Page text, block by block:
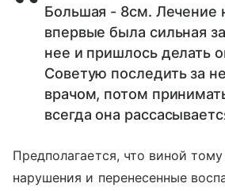
Большая - 8см. Лечение
впервые была сильная
нее и пришлось делать
Советую последить за
врачом, потом
всегда она
Предполагается, что виной
нарушения и перенесенные